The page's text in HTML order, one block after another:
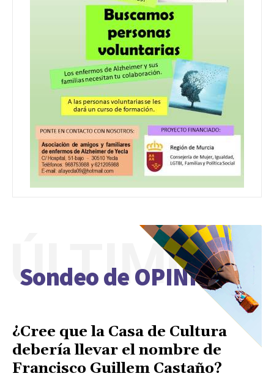
Sondeo de OPINIÓN
ÚLTIMO
¿Cree que la Casa de Cultura
debería llevar el nombre de
Francisco Guillem Castaño?